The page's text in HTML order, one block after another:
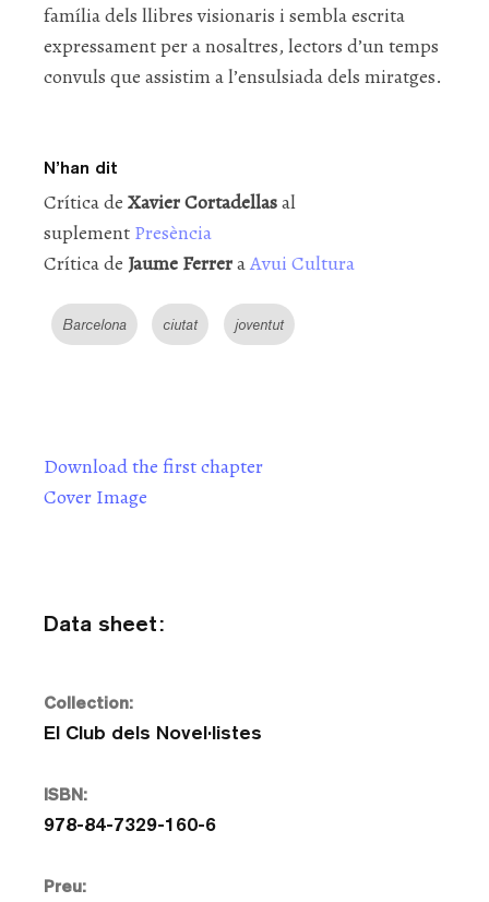
família dels llibres visionaris i sembla escrita
expressament per a nosaltres, lectors d’un temps
convuls que assistim a l’ensulsiada dels miratges.
N’han dit
Crítica de Xavier Cortadellasal
suplement Presència
Crítica de Jaume FerreraAvui Cultura
Barcelona ciutat joventut
Download the first chapter
Cover Image
Data sheet:
Collection:
El Club dels Novel·listes
ISBN:
978-84-7329-160-6
Preu: